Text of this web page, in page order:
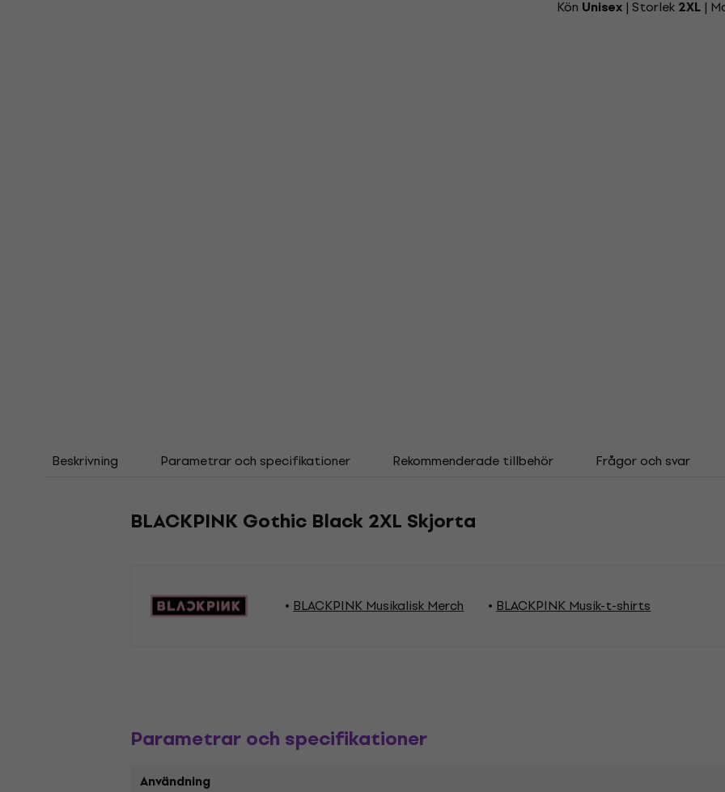
Kön Unisex | Storlek 2XL |
Beskrivning Parametrar och specifikationer Rekommenderade tillbehör Frågor och svar
BLACKPINK Gothic Black 2XL Skjorta
BLACKPINK Musikalisk Merch BLACKPINK Musik-t-shirts
Parametrar och specifikationer
Användning